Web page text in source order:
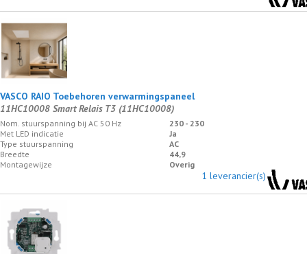
VASCO RAIO Toebehoren verwarmingspaneel
11HC10008 Smart Relais T3 (11HC10008)
Nom. stuurspanning bij AC 50 Hz
230 - 230
Met LED indicatie
Ja
Type stuurspanning
AC
Breedte
44,9
Montagewijze
Overig
1 leverancier(s)